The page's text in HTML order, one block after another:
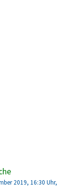
2019, 16:30 Uhr,